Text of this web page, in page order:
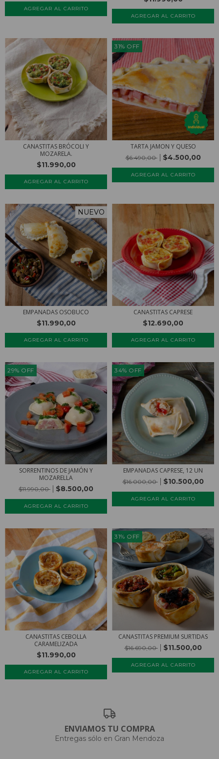
CANASTITAS BRÓCOLI Y
MOZARELA.
$11.990,00
31% OFF
TARTA JAMON Y QUESO
$6.490,00 $4.500,00
AGREGAR AL CARRITO
NUEVO
EMPANADAS OSOBUCO
$11.990,00
AGREGAR AL CARRITO
CANASTITAS CAPRESE
$12.690,00
29% OFF
SORRENTINOS DE JAMÓN Y
MOZARELLA
$11.990,00 $8.500,00
34% OFF
EMPANADAS CAPRESE, 12 UN
$16.000,00 $10.500,00
CANASTITAS CEBOLLA
CARAMELIZADA
$11.990,00
31% OFF
CANASTITAS PREMIUM SURTIDAS
$16.690,00 $11.500,00
ENVIAMOS TU COMPRA
Entregas sólo en Gran Mendoza